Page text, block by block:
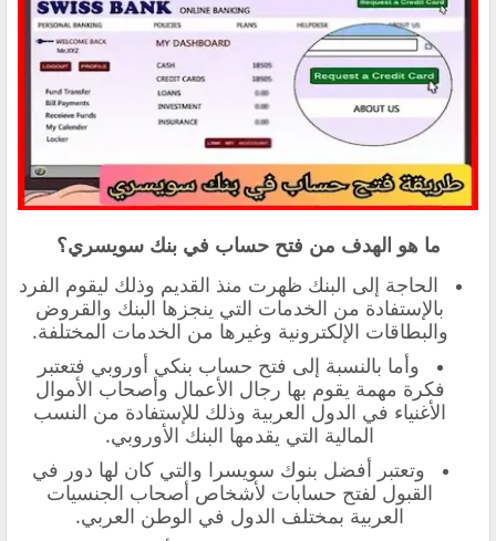
ما هو الهدف من فتح حساب في بنك سويسري؟
الحاجة إلى البنك ظهرت منذ القديم وذلك ليقوم الفرد
بالإستفادة من الخدمات التي ينجزها البنك والقروض
والبطاقات الإلكترونية وغيرها من الخدمات المختلفة.
وأما بالنسبة إلى فتح حساب بنكي أوروبي فتعتبر
فكرة مهمة يقوم بها رجال الأعمال وأصحاب الأموال
الأغنياء في الدول العربية وذلك للإستفادة من النسب
المالية التي يقدمها البنك الأوروبي.
وتعتبر أفضل بنوك سويسرا والتي كان لها دور في
القبول لفتح حسابات لأشخاص أصحاب الجنسيات
العربية بمختلف الدول في الوطن العربي.